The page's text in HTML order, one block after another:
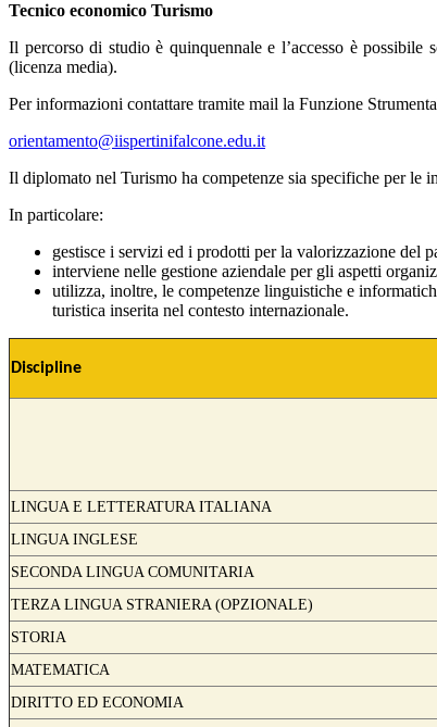
Tecnico economico Turismo
Il percorso di studio è quinquennale e l’accesso è
(licenza media).
Per informazioni contattare tramite mail la Funzione
orientamento@iispertinifalcone.edu.it
Il diplomato nel Turismo ha competenze sia specifiche per le
In particolare:
gestisce i servizi ed i prodotti per la valorizzazione del
interviene nelle gestione aziendale per gli aspetti
utilizza, inoltre, le competenze linguistiche e
turistica inserita nel contesto internazionale.
Discipline
LINGUA E LETTERATURA ITALIANA
LINGUA INGLESE
SECONDA LINGUA COMUNITARIA
TERZA LINGUA STRANIERA (OPZIONALE)
STORIA
MATEMATICA
DIRITTO ED ECONOMIA